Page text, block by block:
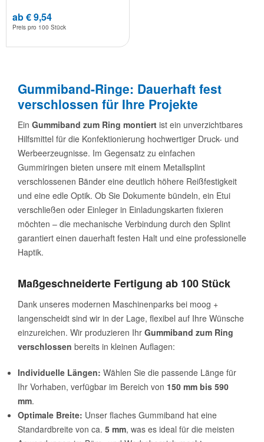
ab € 9,54
Preis pro 100 Stück
Gummiband-Ringe: Dauerhaft fest
verschlossen für Ihre Projekte
Ein Gummiband zum Ring montiert ist ein unverzichtbares
Hilfsmittel für die Konfektionierung hochwertiger Druck- und
Werbeerzeugnisse. Im Gegensatz zu einfachen
Gummiringen bieten unsere mit einem Metallsplint
verschlossenen Bänder eine deutlich höhere Reißfestigkeit
und eine edle Optik. Ob Sie Dokumente bündeln, ein Etui
verschließen oder Einleger in Einladungskarten fixieren
möchten – die mechanische Verbindung durch den Splint
garantiert einen dauerhaft festen Halt und eine professionelle
Haptik.
Maßgeschneiderte Fertigung ab 100 Stück
Dank unseres modernen Maschinenparks bei moog +
langenscheidt sind wir in der Lage, flexibel auf Ihre Wünsche
einzureichen. Wir produzieren Ihr Gummiband zum Ring
verschlossen bereits in kleinen Auflagen:
Individuelle Längen: Wählen Sie die passende Länge für
Ihr Vorhaben, verfügbar im Bereich von 150 mm bis 590
mm.
Optimale Breite: Unser flaches Gummiband hat eine
Standardbreite von ca. 5 mm, was es ideal für die meisten